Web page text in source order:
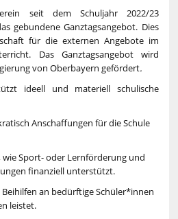
seit dem Schuljahr 2022/23
gebundene Ganztagsangebot. Dies
für die externen Angebote im
Das Ganztagsangebot wird
von Oberbayern gefördert.
ideell und materiell schulische
Anschaffungen für die Schule
Sport- oder Lernförderung und
finanziell unterstützt.
an bedürftige Schüler*innen
leistet.